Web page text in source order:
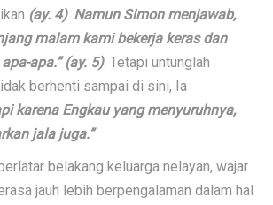
(ay. 4). Namun Simon menjawab,
malam kami bekerja keras dan
apa.” (ay. 5). Tetapi untunglah
berhenti sampai di sini, Ia
karena Engkau yang menyuruhnya,
jala juga.”
belakang keluarga nelayan, wajar
jauh lebih berpengalaman dalam hal